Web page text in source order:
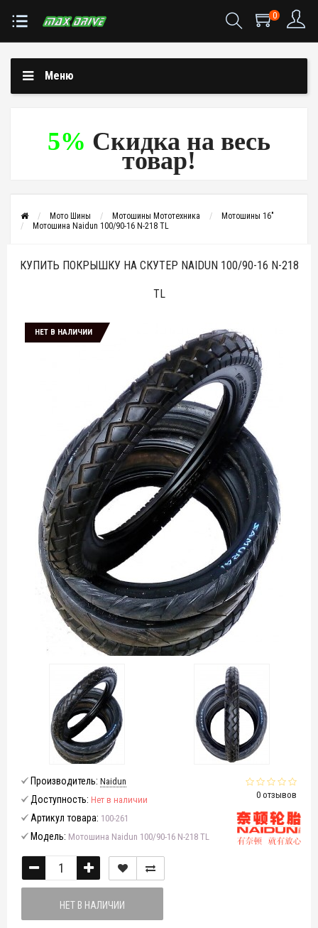
0
Меню
5% Скидка на весь
товар!
Мото Шины Мотошины Мототехника
Мотошины 16"
Мотошина Naidun 100/90-16 N-218 TL
КУПИТЬ ПОКРЫШКУ НА СКУТЕР NAIDUN 100/90-16 N-218
TL
НЕТ В НАЛИЧИИ
0 отзывов
Производитель: Naidun
Доступность: Нет в наличии
Артикул товара: 100-261
Модель: Мотошина Naidun 100/90-16 N-218 TL
НЕТ В НАЛИЧИИ